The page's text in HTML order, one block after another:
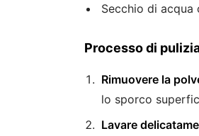
Secchio di acqua
Processo di
Rimuovere la
lo sporco
Lavare